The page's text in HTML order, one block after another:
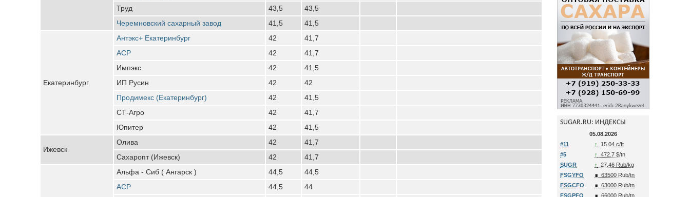
Труд
43,5
43,5
Черемновский сахарный завод
41,5 41,5
Екатеринбург
Антэкс+ Екатеринбург 42
41,7
АСР
42
41,7
Импэкс
42
41,5
ИП Русин
42
42
Продимекс (Екатеринбург)
42
41,5
СТ-Агро
42
41,7
Юпитер
42 41,5
Ижевск
Олива 42
41,7
Сахаропт (Ижевск)
42 41,7
Альфа - Сиб ( Ангарск ) 44,5
44,5
АСР
44,5
44
SUGAR.RU: ИНДЕКСЫ
05.08.2026
#11
↑
15.04 c/ft
#5
↑
472.7 $/tn
SUGR
↑
27.46 Rub/kg
FSGYFO
∎ 63500 Rub/tn
FSGCFO
∎ 63000 Rub/tn
FSGPFO
∎ 66000 Rub/tn